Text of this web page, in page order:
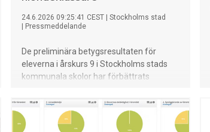
24.6.2026 09:25:41 CEST
Stockholms stad
Pressmeddelande
De preliminära betygsresultaten för
eleverna i årskurs 9 i Stockholms stads
kommunala skolor har förbättrats
eleverna som nyligen gick ut årskurs 9 har
behörighet till gymnasiet. Motsvarande
siffra vid samma tid förra året var 87,3